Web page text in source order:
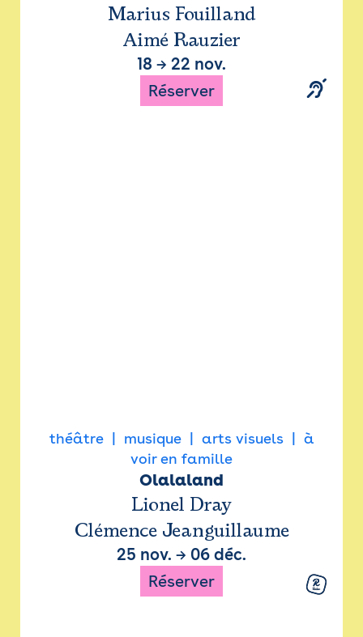
Marius Fouilland
Aimé Rauzier
18 → 22 nov.
Réserver
théâtre musique arts visuels
à
voir en famille
Olalaland
Lionel Dray
Clémence Jeanguillaume
25 nov. → 06 déc.
Réserver